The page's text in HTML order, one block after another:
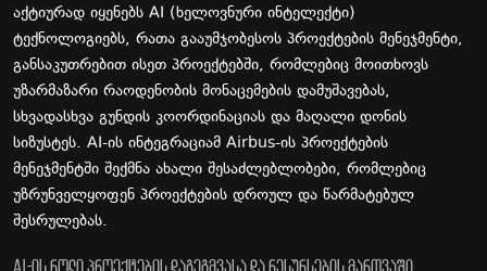
აქტიურად იყენებს AI (ხელოვნური ინტელექტი)
ტექნოლოგიებს, რათა გააუმჯობესოს პროექტების მენეჯმენტი,
განსაკუთრებით ისეთ პროექტებში, რომლებიც მოითხოვს
უზარმაზარი რაოდენობის მონაცემების დამუშავებას,
სხვადასხვა გუნდის კოორდინაციას და მაღალი დონის
სიზუსტეს. AI-ის ინტეგრაციამ Airbus-ის პროექტების
მენეჯმენტში შექმნა ახალი შესაძლებლობები, რომლებიც
უზრუნველყოფენ პროექტების დროულ და წარმატებულ
შესრულებას.